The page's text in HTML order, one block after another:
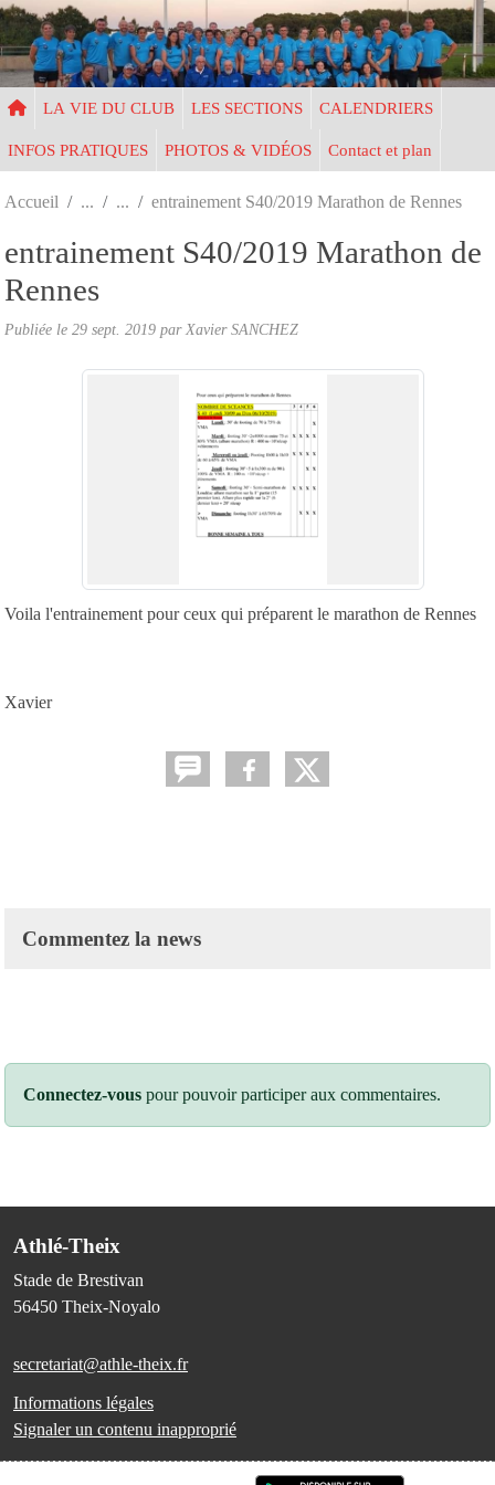
LA VIE DU CLUB LES SECTIONS CALENDRIERS
INFOS PRATIQUES PHOTOS & VIDÉOS Contact et plan
Accueil entrainement S40/2019 Marathon de Rennes
entrainement S40/2019 Marathon de
Rennes
Publiée le 29 sept. 2019 par Xavier SANCHEZ
Voila l'entrainement pour ceux qui préparent le marathon de Rennes
Xavier
Commentez la news
Connectez-vous pour pouvoir participer aux commentaires.
Athlé-Theix
Stade de Brestivan
56450 Theix-Noyalo
secretariat@athle-theix.fr
Informations légales
Signaler un contenu inapproprié
Panneau de gestion des cookies